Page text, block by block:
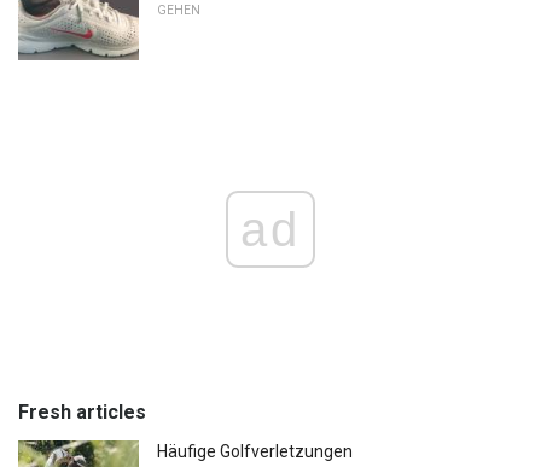
GEHEN
ad
Fresh articles
Häufige Golfverletzungen